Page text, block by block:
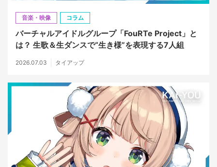
音楽・映像 コラム
バーチャルアイドルグループ「FouRTe Project」と
は？ 生歌＆生ダンスで“生き様”を表現する7人組
2026.07.03 タイアップ